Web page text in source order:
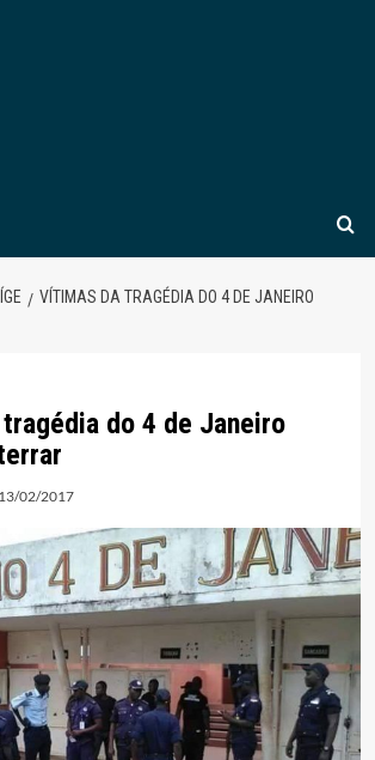
VÍTIMAS DA TRAGÉDIA DO 4 DE JANEIRO
do 4 de Janeiro
13/02/2017